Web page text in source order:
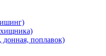
хищника)
донная, поплавок)